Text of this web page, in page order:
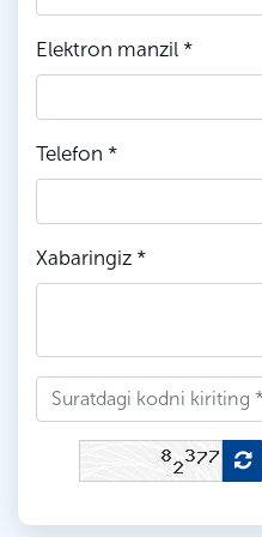
Elektron manzil *
Telefon *
Xabaringiz *